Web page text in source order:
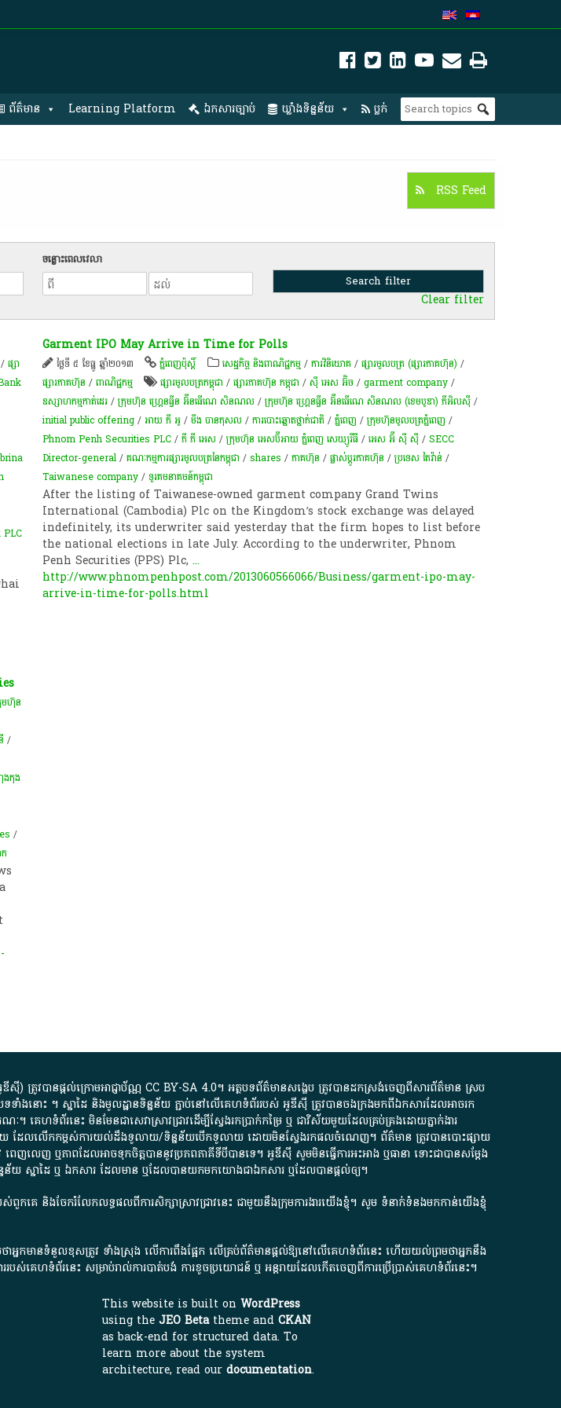
ព័ត៌មាន Learning Platform ឯកសារច្បាប់ ឃ្លាំងទិន្នន័យ ប្លក់
RSS Feed
ចន្លោះពេលវេលា
Clear filter
/ផ្សា
Garment IPO May Arrive in Time for Polls
ថ្ងៃទី ៥ ខែធ្នូ ឆ្នាំ២០១៣ ភ្នំពេញប៉ុស្តិ៍ សេដ្ឋកិច្ច និងពាណិជ្ជកម្ម/ការវិនិយោគ/ផ្សារមូលបត្រ (ផ្សារភាគហ៊ុន) /
ផ្សារភាគហ៊ុន /ពាណិជ្ជកម្ម ផ្សារមូលបត្រកម្ពុជា /ផ្សារភាគហ៊ុន​ កម្ពុជា /ស៊ី អេស​ អ៊ិច/garment company/
ឧស្សាហកម្មកាត់ដេរ/ក្រុមហ៊ុន ហ្រ្គេនធ្វីន អ៊ីនធើណេ សិនណល/ក្រុមហ៊ុន ហ្រ្គេនធ្វីន អ៊ីនធើណេ សិនណល (ខេមបូឌា) ភីអិលស៊ី/
initial public offering/អាយ ភី អូ/មីង បានកុសល/ការបោះឆ្នោតថ្នាក់​ជាតិ/ភ្នំពេញ /ក្រុម​ហ៊ុន​មូល​បត្រ​ភ្នំ​ពេញ​ /
Phnom Penh Securities PLC/ភី​ ភី អេស/ក្រុម​ហ៊ុន​ អេសប៊ីអាយ ភ្នំពេញ សេឃ្យូរីធី/អេស អ៊ី ស៊ី ស៊ី/SECC
Director-general/គណៈកម្មការផ្សារមូលបត្រនៃកម្ពុជា /shares /ភាគហ៊ុន /ផ្លាស់ប្តូរភាគហ៊ុន /ប្រទេស តៃវ៉ាន់ /
Taiwanese company/​ទូរគមនាគមន៍​កម្ពុជា​
After the listing of Taiwanese-owned garment company Grand Twins
International (Cambodia) Plc on the Kingdom’s stock exchange was delayed
indefinitely, its underwriter said yesterday that the firm hopes to list before
the national elections in late July. According to the underwriter, Phnom
Penh Securities (PPS) Plc,...
http://www.phnompenhpost.com/2013060566066/Business/garment-ipo-may-
arrive-in-time-for-polls.html
មហ៊ុន​
/
កុង
/
)​ ត្រូវ​បាន​ផ្តល់​ក្រោម​អាជ្ញាប័ណ្ណ​ CC BY-SA 4.0។​ អត្ថបទ​ព័ត៌មាន​សង្ខេប​ ត្រូវ​បាន​ដកស្រង់​ចេញពី​សារព័ត៌មាន ស្រប
ទាំង​នោះ​ ។​ ស្នាដៃ​ និង​មូលដ្ឋាន​ទិន្នន័យ ​ភ្ជាប់​នៅ​លើ​គេហទំព័រ​របស់​ អូ​ឌី​ស៊ី​ ត្រូវ​បាន​ចងក្រង​មក​ពី​ឯកសារ​ដែល​អាច​រក​
េហទំព័រ​នេះ​ មិនមែន​ជា​សេវា​ស្រាវជ្រាវ​ដើម្បី​ស្វែងរកប្រាក់​កម្រៃ​ ឬ​ ជា​វិស័យ​មួយ​ដែល​គ្រប់គ្រង​ដោយ​ភ្នាក់ងារ​
ជន​មួយ​ ដែល​លើកកម្ពស់​ការ​យល់​ដឹង​ទូលាយ​/​ទិន្នន័យ​បើក​ទូលាយ​ ដោយ​មិនស្វែង​រក​ផល​ចំណេញ​។​ ព័ត៌មាន​ ត្រូវ​បាន​បោះផ្សាយ​
ញលេញ​ ឬ​ភាព​ដែល​អាច​ទុកចិត្ត​បាននូវ​ប្រភព​ភាគី​ទី​បី​បាន​ទេ​។​ អូ​ឌី​ស៊ី​ សូម​មិន​ធ្វើការ​អះអាង​ ឬ​ធានា​ ទោះជា​បាន​សម្តែង​
ន័យ​ ស្នាដៃ​ ឬ​ ឯកសារ​ ដែល​មាន​ ឬ​ដែល​បាន​យក​មក​យោង​ជា​ឯកសារ​ ឬ​ដែល​បាន​ផ្តល់​ឲ្យ​។
ស់ពួកគេ និងចែករំលែកលទ្ធផលពីការសិក្សាស្រាវជ្រាវនេះ ជាមួយនឹងក្រុមការងារយើងខ្ញុំ។ សូម ទំនាក់ទំនងមកកាន់យើងខ្ញុំ
អ្នកមានទំនួលខុសត្រូវ ទាំងស្រុង លើការពឹងផ្អែក លើគ្រប់ព័ត៌មានផ្តល់ឱ្យនៅលើគេហទំព័រនេះ ហើយយល់ព្រមថាអ្នកនឹង
ររបស់គេហទំព័រនេះ សម្រាប់រាល់ការបាត់បង់ ការខូចប្រយោជន៍ ឬ អន្តរាយដែលកើតចេញពីការប្រើប្រាស់គេហទំព័រនេះ។
This website is built on WordPress
using the JEO Betatheme and CKAN
as back-end for structured data. To
learn more about the system
architecture, read our documentation.